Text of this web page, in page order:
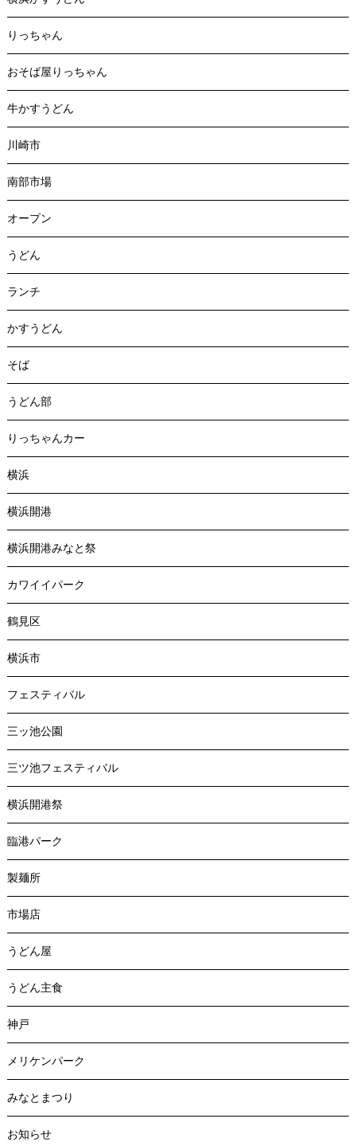
りっちゃん
おそば屋りっちゃん
牛かすうどん
川崎市
南部市場
オープン
うどん
ランチ
かすうどん
そば
うどん部
りっちゃんカー
横浜
横浜開港
横浜開港みなと祭
カワイイパーク
鶴見区
横浜市
フェスティバル
三ッ池公園
三ツ池フェスティバル
横浜開港祭
臨港パーク
製麺所
市場店
うどん屋
うどん主食
神戸
メリケンパーク
みなとまつり
お知らせ